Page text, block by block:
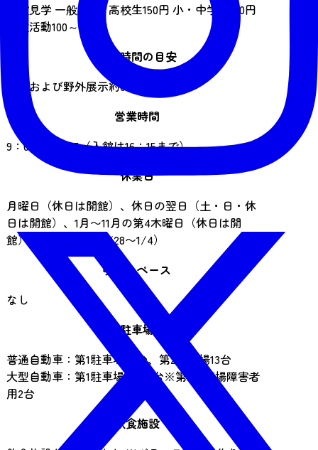
施設見学 一般200円 高校生150円 小・中学生100円
体験活動100～400円
見学時間の目安
館内および野外展示約60分
営業時間
9：00～16：45（入館は16：15まで）
休業日
月曜日（休日は開館）、休日の翌日（土・日・休
日は開館）、1月〜11月の第4木曜日（休日は開
館）、年末年始（12/28〜1/4）
喫煙スペース
なし
駐車場
普通自動車：第1駐車場40台、第2駐車場13台
大型自動車：第1駐車場バス3台※第2駐車場障害者
用2台
飲食施設